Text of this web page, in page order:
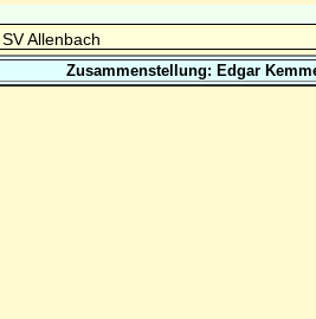
SV Allenbach
Zusammenstellung: Edgar